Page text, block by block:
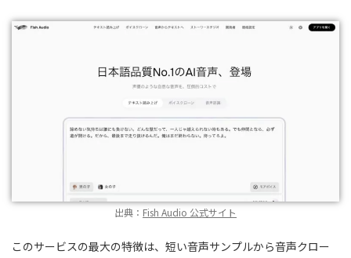
出典： Fish Audio 公式サイト
このサービスの最大の特徴は、短い音声サンプルから音声クロー